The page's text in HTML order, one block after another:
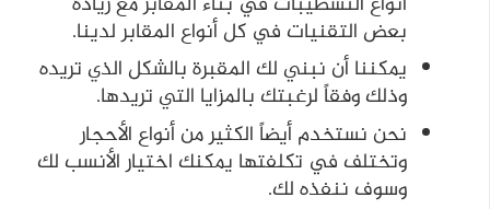
بعض التقنيات في كل أنواع المقابر لدينا.
يمكننا أن نبني لك المقبرة بالشكل الذي تريده
وذلك وفقاً لرغبتك بالمزايا التي تريدها.
نحن نستخدم أيضاً الكثير من أنواع الأحجار
وتختلف في تكلفتها يمكنك اختيار الأنسب لك
وسوف ننفذه لك.